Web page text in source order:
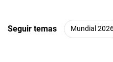
Seguir temas Mundial